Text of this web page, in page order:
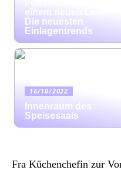
einem neuen Level:
Die neuesten
Einlagentrends
16/10/2022
Innenraum des
Speisesaals
Fra Küchenchefin zur